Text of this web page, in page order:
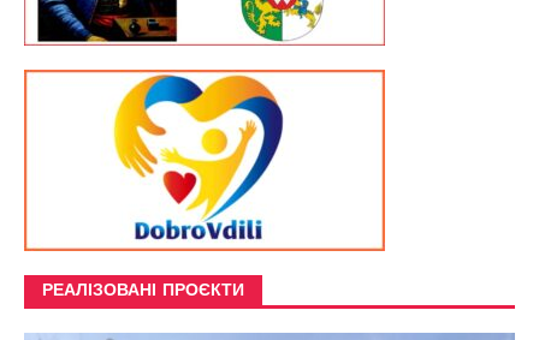
РЕАЛІЗОВАНІ ПРОЄКТИ